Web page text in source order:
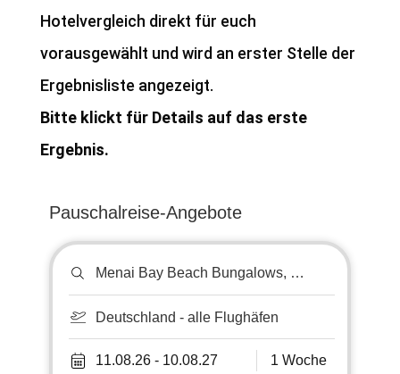
Hotelvergleich direkt für euch
vorausgewählt und wird an erster Stelle der
Ergebnisliste angezeigt.
Bitte klickt für Details auf das erste
Ergebnis.